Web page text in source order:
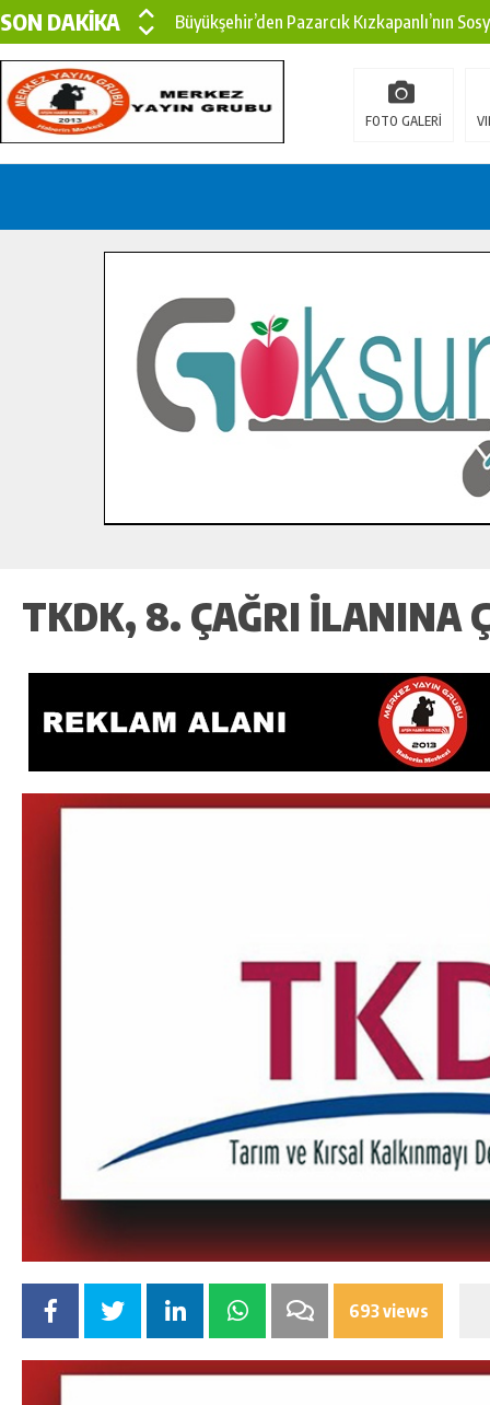
SON DAKİKA
Büyükşehir’den Pazarcık Kızkapanlı’nın
Büyükşehir’den Pazarcık Kırsalına Modern
Çin’den KSÜ’ye Uluslararası Başarı:
İlçe Jandarma Komutanı Karakaya’dan
Bertiz’in Yeni Köprüsünde Sona Doğru.
FOTO GALERİ
TKDK, 8. ÇAĞRI İLANINA
693 views